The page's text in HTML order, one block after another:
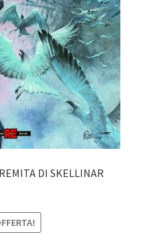
DI SKELLINAR